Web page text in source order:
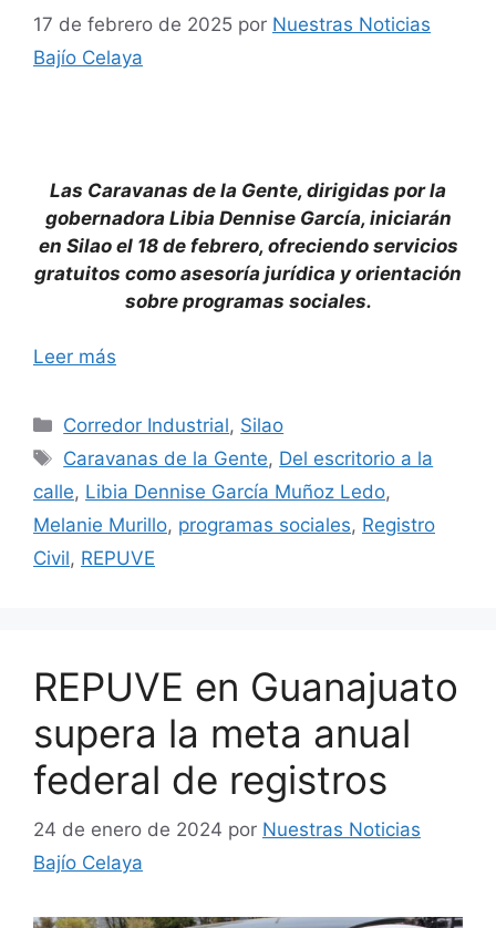
17 de febrero de 2025 por Nuestras Noticias
Bajío Celaya
Las Caravanas de la Gente, dirigidas por la
gobernadora Libia Dennise García, iniciarán
en Silao el 18 de febrero, ofreciendo servicios
gratuitos como asesoría jurídica y orientación
sobre programas sociales.
Leer más
Categorías
Corredor Industrial, Silao
Etiquetas
Caravanas de la Gente, Del escritorio a la
calle, Libia Dennise García Muñoz Ledo,
Melanie Murillo, programas sociales, Registro
Civil, REPUVE
REPUVE en Guanajuato
supera la meta anual
federal de registros
24 de enero de 2024 por Nuestras Noticias
Bajío Celaya